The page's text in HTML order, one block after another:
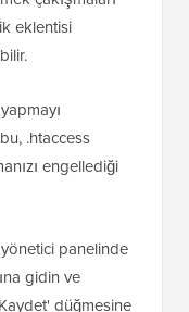
eklentisi
.htaccess
engellediği
panelinde
gidin ve
düğmesine